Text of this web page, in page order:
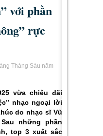
với phần
rực
Tháng Sáu năm
vừa chiêu đãi
nhạc ngoại lời
do nhạc sĩ Vũ
những phần
top 3 xuất sắc